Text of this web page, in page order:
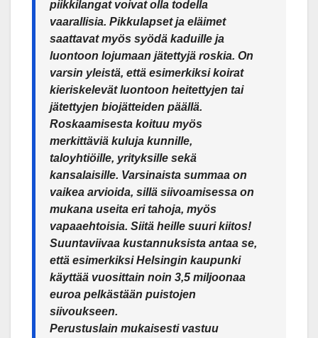
piikkilangat voivat olla todella
vaarallisia. Pikkulapset ja eläimet
saattavat myös syödä kaduille ja
luontoon lojumaan jätettyjä roskia. On
varsin yleistä, että esimerkiksi koirat
kieriskelevät luontoon heitettyjen tai
jätettyjen biojätteiden päällä.
Roskaamisesta koituu myös
merkittäviä kuluja kunnille,
taloyhtiöille, yrityksille sekä
kansalaisille. Varsinaista summaa on
vaikea arvioida, sillä siivoamisessa on
mukana useita eri tahoja, myös
vapaaehtoisia. Siitä heille suuri kiitos!
Suuntaviivaa kustannuksista antaa se,
että esimerkiksi Helsingin kaupunki
käyttää vuosittain noin 3,5 miljoonaa
euroa pelkästään puistojen
siivoukseen.
Perustuslain mukaisesti vastuu